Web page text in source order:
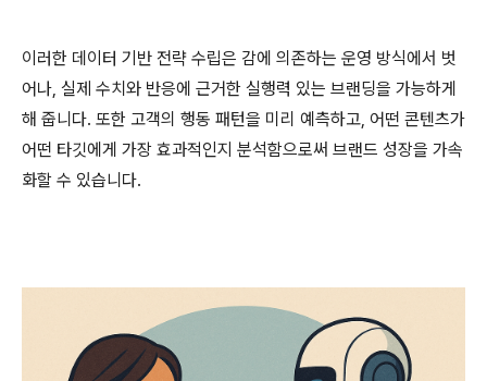
이러한 데이터 기반 전략 수립은 감에 의존하는 운영 방식에서 벗
어나, 실제 수치와 반응에 근거한 실행력 있는 브랜딩을 가능하게
해 줍니다. 또한 고객의 행동 패턴을 미리 예측하고, 어떤 콘텐츠가
어떤 타깃에게 가장 효과적인지 분석함으로써 브랜드 성장을 가속
화할 수 있습니다.